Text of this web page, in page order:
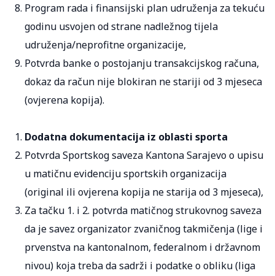
Program rada i finansijski plan udruženja za tekuću
godinu usvojen od strane nadležnog tijela
udruženja/neprofitne organizacije,
Potvrda banke o postojanju transakcijskog računa,
dokaz da račun nije blokiran ne stariji od 3 mjeseca
(ovjerena kopija).
Dodatna dokumentacija iz oblasti sporta
Potvrda Sportskog saveza Kantona Sarajevo o upisu
u matičnu evidenciju sportskih organizacija
(original ili ovjerena kopija ne starija od 3 mjeseca),
Za tačku 1. i 2. potvrda matičnog strukovnog saveza
da je savez organizator zvaničnog takmičenja (lige i
prvenstva na kantonalnom, federalnom i državnom
nivou) koja treba da sadrži i podatke o obliku (liga